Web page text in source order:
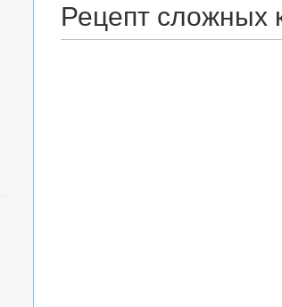
Рецепт сложных